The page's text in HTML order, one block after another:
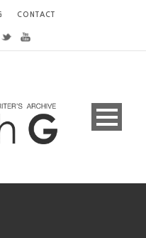
CONTACT